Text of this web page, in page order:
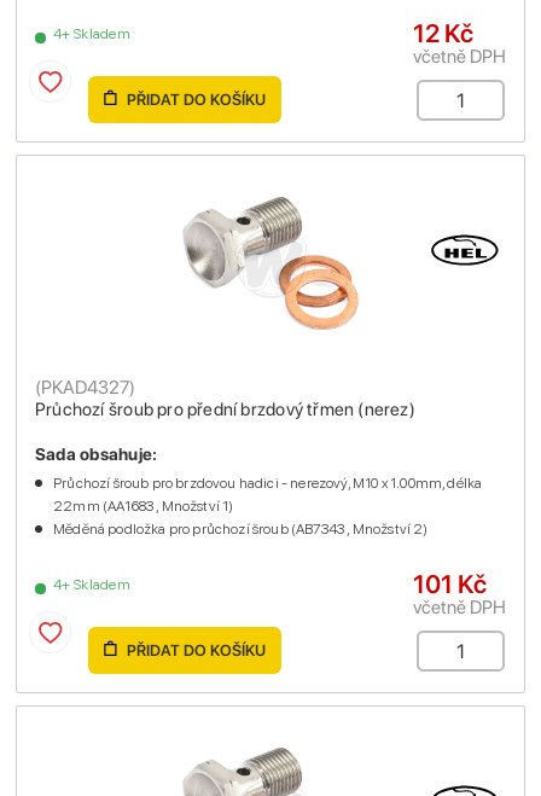
4+ Skladem 12 Kč
včetně DPH
PŘIDAT DO KOŠÍKU
Průchozí šroub pro přední brzdový třmen (nerez)
(PKAD4327)
4+ Skladem
Sada obsahuje:
Průchozí šroub pro brzdovou hadici - nerezový, M10 x 1.00mm, délka
22mm (AA1683 , Množství 1)
Měděná podložka pro průchozí šroub (AB7343 , Množství 2)
101 Kč
včetně DPH
PŘIDAT DO KOŠÍKU